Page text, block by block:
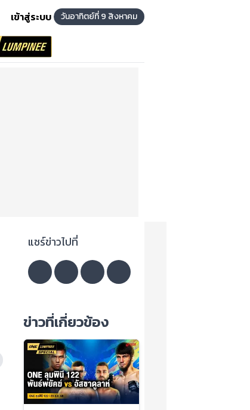
เข้าสู่ระบบ
วันอาทิตย์ที่ 9 สิงหาคม
แชร์ข่าวไปที่
ข่าวที่เกี่ยวข้อง